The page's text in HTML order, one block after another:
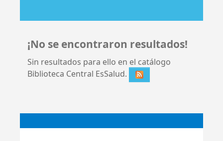
¡No se encontraron resultados!
Sin resultados para ello en el catálogo
Biblioteca Central EsSalud.